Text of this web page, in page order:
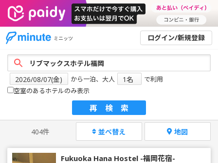
ミニッツ ログイン/新規登録
から一泊、大人
で利用
空室のあるホテルのみ表示
再検索
404件 並べ替え 地図
Fukuoka Hana Hostel -福岡花宿-